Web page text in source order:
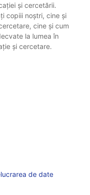
și cercetării.
copiii noștri, cine și
cine și cum
la lumea în
și cercetare.
de date